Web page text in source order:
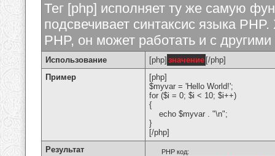
Тег [php] исполняет ту же самую
подсвечивает синтаксис языка
PHP, он может работать и с
Использование [php] значение [/php]
Пример
[php]
$myvar = 'Hello World!';
for ($i = 0; $i < 10; $i++)
{
echo $myvar . "\n";
}
[/php]
Результат
PHP код: